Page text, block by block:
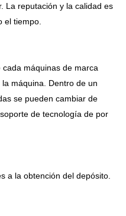
La reputación y la calidad es
el tiempo.
máquinas de marca
máquina. Dentro de un
se pueden cambiar de
de tecnología de por
a la obtención del depósito.